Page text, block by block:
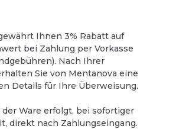
Ihnen 3% Rabatt auf
bei Zahlung per Vorkasse
Nach Ihrer
Sie von Mentanova eine
Details für Ihre Überweisung.
der Ware erfolgt, bei sofortiger
direkt nach Zahlungseingang.